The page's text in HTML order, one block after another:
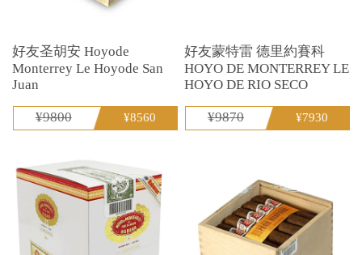
好友圣胡安 Hoyode
Monterrey Le Hoyode San
Juan
¥9800 ¥8560
好友蒙特雷 德里約賽科
HOYO DE MONTERREY LE
HOYO DE RIO SECO
¥9870 ¥7930